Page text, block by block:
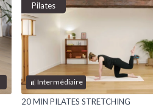
Intermédiaire
Pilates
20 MIN PILATES STRETCHING